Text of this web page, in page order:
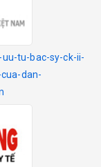
tu-bac-sy-ck-ii-
dan-